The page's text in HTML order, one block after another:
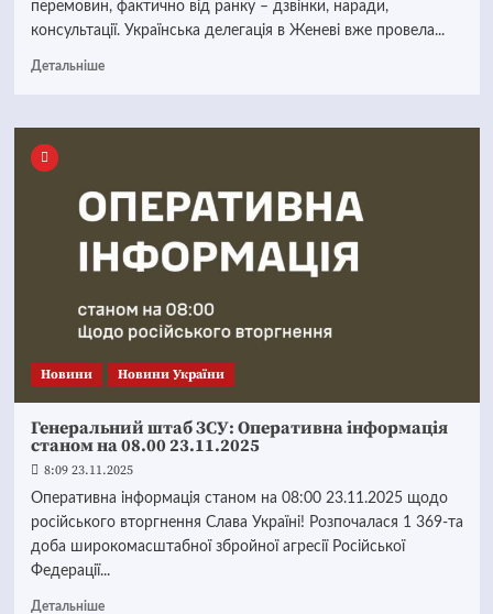
перемовин, фактично від ранку – дзвінки, наради,
консультації. Українська делегація в Женеві вже провела...
Детальніше
Новини Новини України
Генеральний штаб ЗСУ: Оперативна інформація
станом на 08.00 23.11.2025
8:09 23.11.2025
Оперативна інформація станом на 08:00 23.11.2025 щодо
російського вторгнення Слава Україні! Розпочалася 1 369-та
доба широкомасштабної збройної агресії Російської
Федерації...
Детальніше